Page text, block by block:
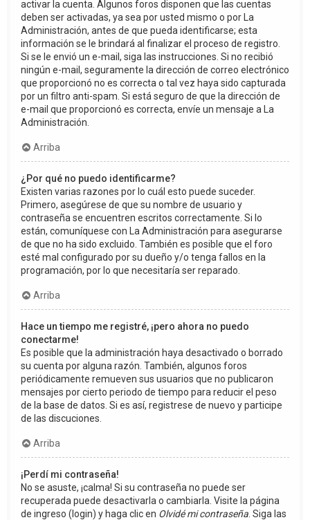
activar la cuenta. Algunos foros disponen que las cuentas
deben ser activadas, ya sea por usted mismo o por La
Administración, antes de que pueda identificarse; esta
información se le brindará al finalizar el proceso de registro.
Si se le envió un e-mail, siga las instrucciones. Si no recibió
ningún e-mail, seguramente la dirección de correo electrónico
que proporcionó no es correcta o tal vez haya sido capturada
por un filtro anti-spam. Si está seguro de que la dirección de
e-mail que proporcionó es correcta, envíe un mensaje a La
Administración.
Arriba
¿Por qué no puedo identificarme?
Existen varias razones por lo cuál esto puede suceder.
Primero, asegúrese de que su nombre de usuario y
contraseña se encuentren escritos correctamente. Si lo
están, comuníquese con La Administración para asegurarse
de que no ha sido excluido. También es posible que el foro
esté mal configurado por su dueño y/o tenga fallos en la
programación, por lo que necesitaría ser reparado.
Arriba
Hace un tiempo me registré, ¡pero ahora no puedo
conectarme!
Es posible que la administración haya desactivado o borrado
su cuenta por alguna razón. También, algunos foros
periódicamente remueven sus usuarios que no publicaron
mensajes por cierto periodo de tiempo para reducir el peso
de la base de datos. Si es así, registrese de nuevo y participe
de las discuciones.
Arriba
¡Perdí mi contraseña!
No se asuste, ¡calma! Si su contraseña no puede ser
recuperada puede desactivarla o cambiarla. Visite la página
de ingreso (login) y haga clic en Olvidé mi contraseña . Siga las